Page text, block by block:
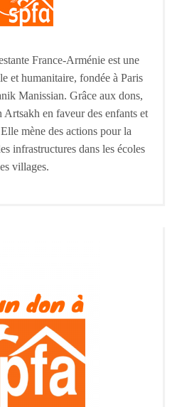
France-Arménie est une
et humanitaire, fondée à Paris
Manissian. Grâce aux dons,
en faveur des enfants et
mène des actions pour la
infrastructures dans les écoles
villages.